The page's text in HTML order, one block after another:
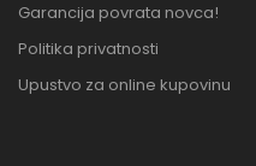
Garancija povrata novca!
Politika privatnosti
Upustvo za online kupovinu